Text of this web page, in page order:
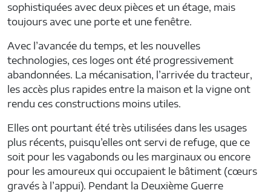
sophistiquées avec deux pièces et un étage, mais
toujours avec une porte et une fenêtre.
Avec l’avancée du temps, et les nouvelles
technologies, ces loges ont été progressivement
abandonnées. La mécanisation, l’arrivée du tracteur,
les accès plus rapides entre la maison et la vigne ont
rendu ces constructions moins utiles.
Elles ont pourtant été très utilisées dans les usages
plus récents, puisqu’elles ont servi de refuge, que ce
soit pour les vagabonds ou les marginaux ou encore
pour les amoureux qui occupaient le bâtiment (cœurs
gravés à l’appui). Pendant la Deuxième Guerre